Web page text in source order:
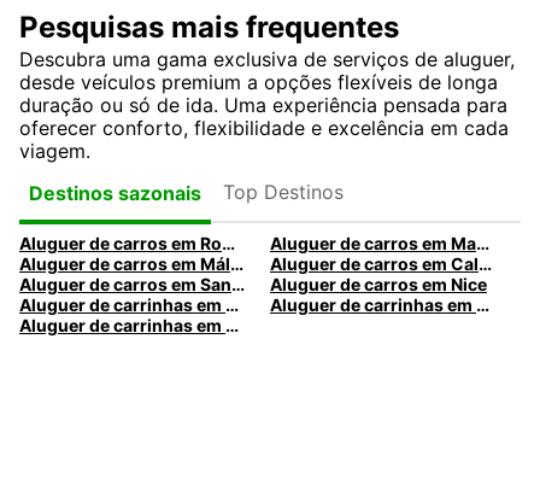
Pesquisas mais frequentes
Descubra uma gama exclusiva de serviços de aluguer,
desde veículos premium a opções flexíveis de longa
duração ou só de ida. Uma experiência pensada para
oferecer conforto, flexibilidade e excelência em cada
viagem.
Destinos sazonais
Top Destinos
Aluguer de carros em Roma
Aluguer de carros em Madrid
Aluguer de carros em Málaga
Aluguer de carros em Caldas da Rainha
Aluguer de carros em Santa Maria da Feira
Aluguer de carros em Nice
Aluguer de carrinhas em Nice
Aluguer de carrinhas em Santa Maria da Feira
Aluguer de carrinhas em Caldas da Rainha